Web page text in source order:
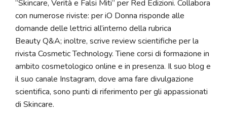
“Skincare, Verità e Falsi Miti” per Red Edizioni. Collabora
con numerose riviste: per iO Donna risponde alle
domande delle lettrici all’interno della rubrica
Beauty Q&A; inoltre, scrive review scientifiche per la
rivista Cosmetic Technology. Tiene corsi di formazione in
ambito cosmetologico online e in presenza. Il suo blog e
il suo canale Instagram, dove ama fare divulgazione
scientifica, sono punti di riferimento per gli appassionati
di Skincare.